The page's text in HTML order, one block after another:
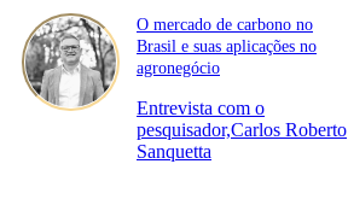
O mercado de carbono no
Brasil e suas aplicações no
agronegócio
Entrevista com o
pesquisador,Carlos Roberto
Sanquetta